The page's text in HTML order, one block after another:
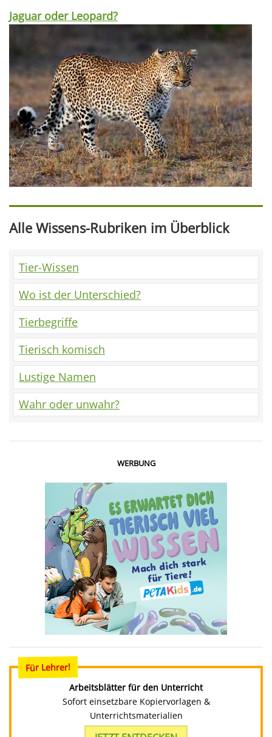
Jaguar oder Leopard?
Alle Wissens-Rubriken im Überblick
Tier-Wissen
Wo ist der Unterschied?
Tierbegriffe
Tierisch komisch
Lustige Namen
Wahr oder unwahr?
WERBUNG
Für Lehrer!
Arbeitsblätter für den Unterricht
Sofort einsetzbare Kopiervorlagen &
Unterrichtsmaterialien